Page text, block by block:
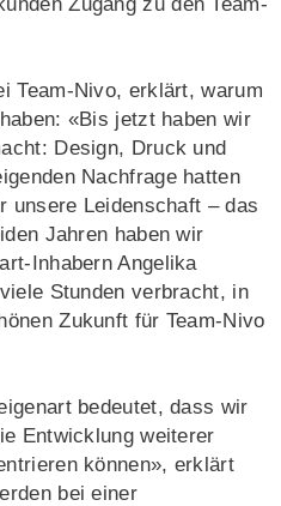
Team-Nivo, erklärt, warum
«Bis jetzt haben wir
Design, Druck und
Nachfrage hatten
unsere Leidenschaft – das
Jahren haben wir
Inhabern Angelika
Stunden verbracht, in
Zukunft für Team-Nivo
bedeutet, dass wir
Entwicklung weiterer
können», erklärt
bei einer